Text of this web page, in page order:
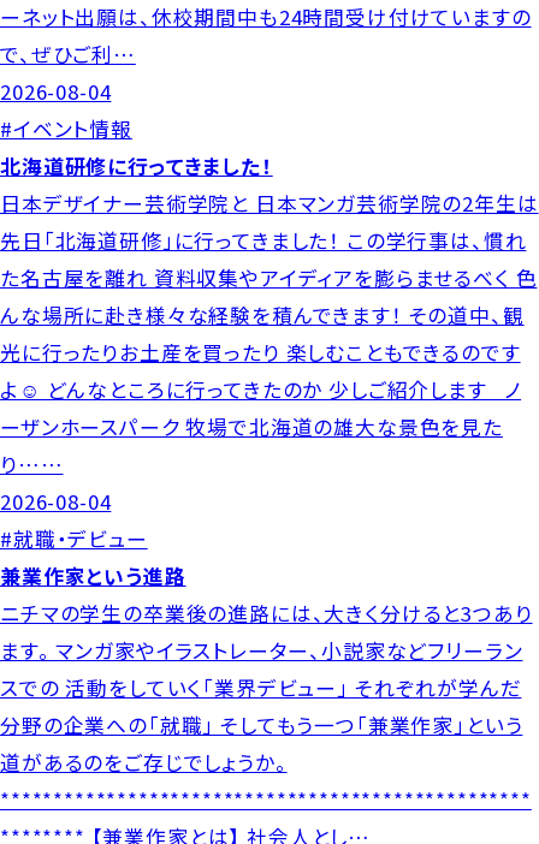
ーネット出願は、休校期間中も24時間受け付けていますの
で、ぜひご利…
2026-08-04
#イベント情報
北海道研修に行ってきました！
日本デザイナー芸術学院と 日本マンガ芸術学院の2年生は
先日「北海道研修」に行ってきました！ この学行事は、慣れ
た名古屋を離れ 資料収集やアイディアを膨らませるべく 色
んな場所に赴き様々な経験を積んできます！ その道中、観
光に行ったりお土産を買ったり 楽しむこともできるのです
よ☺ どんなところに行ってきたのか 少しご紹介します ノ
ーザンホースパーク 牧場で北海道の雄大な景色を見た
り……
2026-08-04
#就職・デビュー
兼業作家という進路
ニチマの学生の卒業後の進路には、大きく分けると3つあり
ます。 マンガ家やイラストレーター、小説家などフリーラン
スでの 活動をしていく「業界デビュー」 それぞれが学んだ
分野の企業への「就職」 そしてもう一つ「兼業作家」という
道があるのをご存じでしょうか。
**************************************************
******** 【兼業作家とは】 社会人とし…